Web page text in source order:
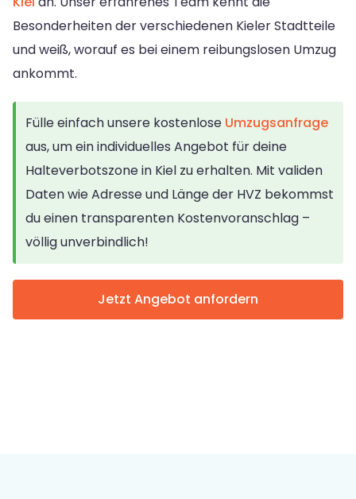
Besonderheiten der verschiedenen Kieler Stadtteile
und weiß, worauf es bei einem reibungslosen Umzug
ankommt.
Fülle einfach unsere kostenlose Umzugsanfrage
aus, um ein individuelles Angebot für deine
Halteverbotszone in Kiel zu erhalten. Mit validen
Daten wie Adresse und Länge der HVZ bekommst
du einen transparenten Kostenvoranschlag –
völlig unverbindlich!
Jetzt Angebot anfordern